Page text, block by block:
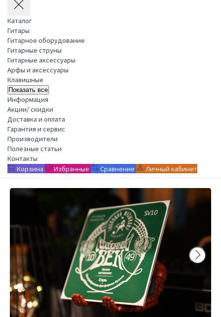
Каталог
Гитары
Гитарное оборудование
Гитарные струны
Гитарные аксессуары
Арфы и аксессуары
Клавишные
Показать все
Информация
Акции/ скидки
Доставка и оплата
Гарантия и сервис
Производители
Полезные статьи
Контакты
Корзина
Избранные Сравнение Личный кабинет